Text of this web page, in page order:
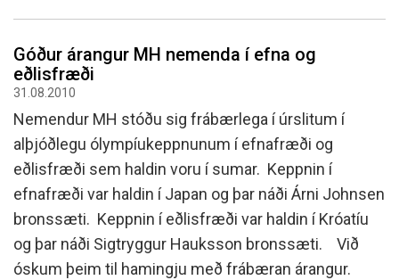
Góður árangur MH nemenda í efna og
eðlisfræði
31.08.2010
Nemendur MH stóðu sig frábærlega í úrslitum í
alþjóðlegu ólympíukeppnunum í efnafræði og
eðlisfræði sem haldin voru í sumar. Keppnin í
efnafræði var haldin í Japan og þar náði Árni Johnsen
bronssæti. Keppnin í eðlisfræði var haldin í Króatíu
og þar náði Sigtryggur Hauksson bronssæti. Við
óskum þeim til hamingju með frábæran árangur.